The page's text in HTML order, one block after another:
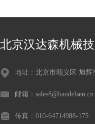
北京汉达森机械
地址：北京市顺义区 旭辉
邮箱：sales8@handelsen.cn
传真：010-64714988-175